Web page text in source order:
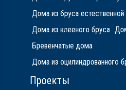
Дома из бруса
Дома из клееного бруса
Бревенчатые дома
Дома из оцилиндрованного
Проекты